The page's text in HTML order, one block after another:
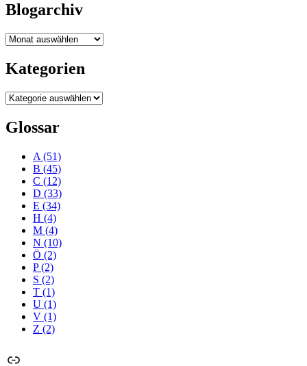
Blogarchiv
Blogarchiv
Kategorien
Kategorien
Glossar
A (51)
B (45)
C (12)
D (33)
E (34)
H (4)
M (4)
N (10)
Ö (2)
P(2)
S (2)
T (1)
U (1)
V (1)
Z (2)
Link